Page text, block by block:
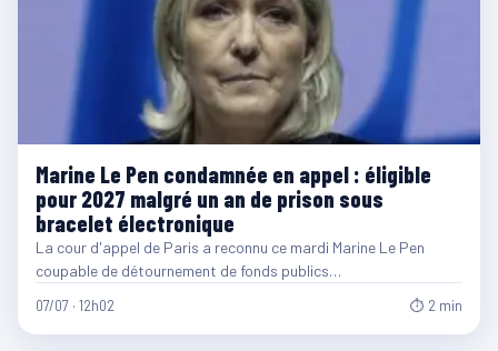
Marine Le Pen condamnée en appel : éligible
pour 2027 malgré un an de prison sous
bracelet électronique
La cour d'appel de Paris a reconnu ce mardi Marine Le Pen
coupable de détournement de fonds publics…
07/07 · 12h02 ⏱ 2 min